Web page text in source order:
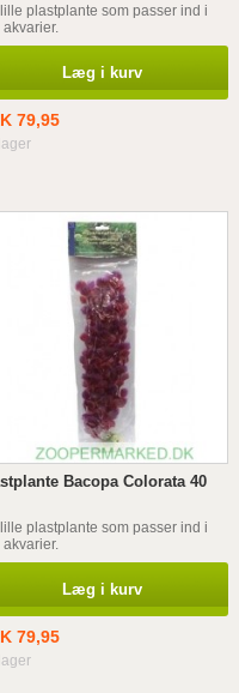
plastplante som passer ind i
Læg i kurv
79,95
Bacopa Colorata 40
plastplante som passer ind i
Læg i kurv
79,95